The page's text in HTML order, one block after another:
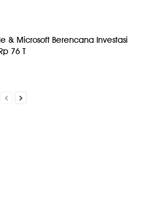
& Microsoft Berencana Investasi
76 T